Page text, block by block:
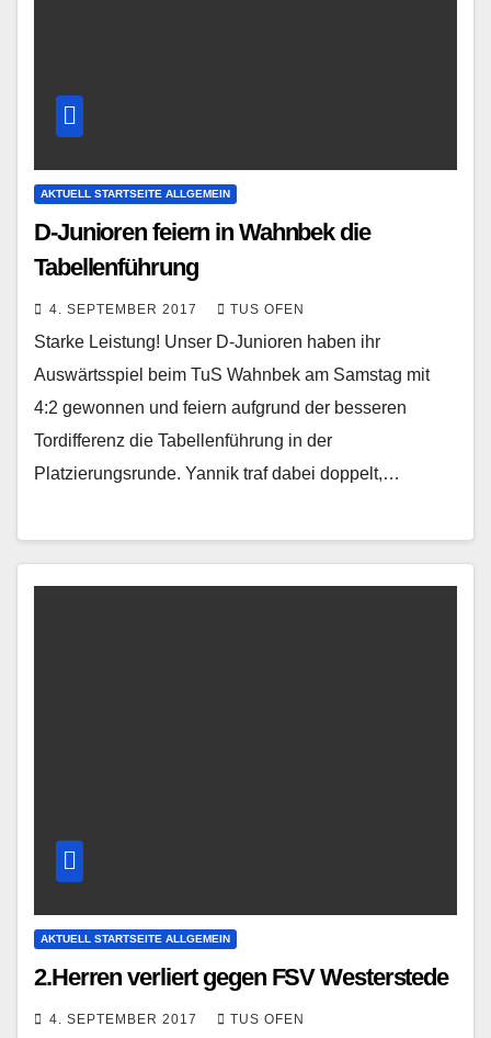
AKTUELL STARTSEITE ALLGEMEIN
D-Junioren feiern in Wahnbek die
Tabellenführung
4. SEPTEMBER 2017 TUS OFEN
Starke Leistung! Unser D-Junioren haben ihr
Auswärtsspiel beim TuS Wahnbek am Samstag mit
4:2 gewonnen und feiern aufgrund der besseren
Tordifferenz die Tabellenführung in der
Platzierungsrunde. Yannik traf dabei doppelt,…
AKTUELL STARTSEITE ALLGEMEIN
2.Herren verliert gegen FSV Westerstede
4. SEPTEMBER 2017 TUS OFEN